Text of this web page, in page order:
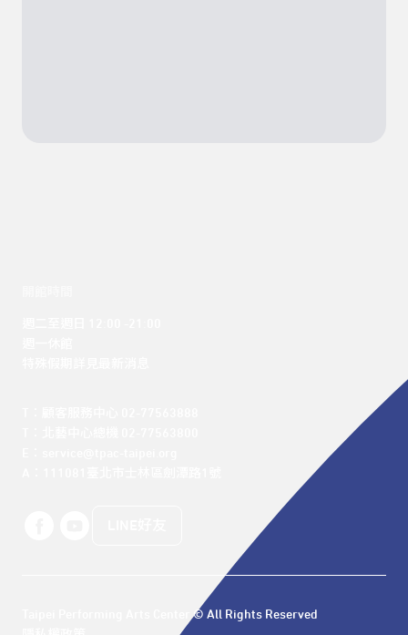
Taipei Performing Arts Center © All Rights Reserved